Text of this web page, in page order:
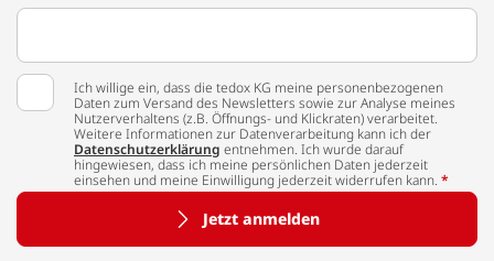
Ich willige ein, dass die tedox KG meine personenbezogenen
Daten zum Versand des Newsletters sowie zur Analyse meines
Nutzerverhaltens (z.B. Öffnungs- und Klickraten) verarbeitet.
Weitere Informationen zur Datenverarbeitung kann ich der
Datenschutzerklärung entnehmen. Ich wurde darauf
hingewiesen, dass ich meine persönlichen Daten jederzeit
einsehen und meine Einwilligung jederzeit widerrufen kann. *
Jetzt anmelden